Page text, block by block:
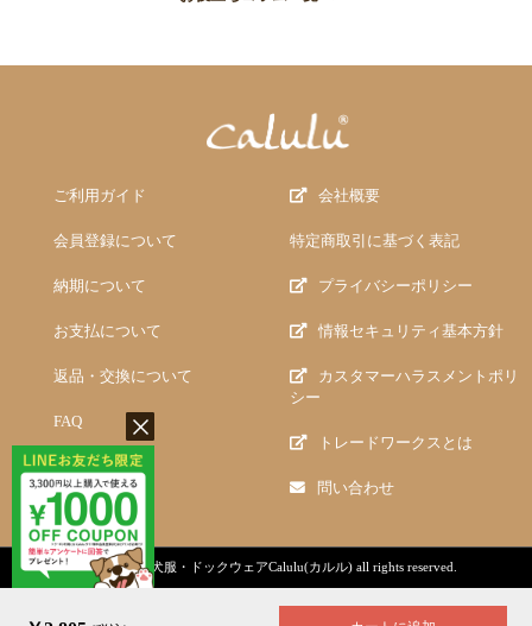
ご利用ガイド
会員登録について
納期について
お支払について
返品・交換について
FAQ
会社概要
特定商取引に基づく表記
プライバシーポリシー
情報セキュリティ基本方針
カスタマーハラスメントポリ
シー
トレードワークスとは
問い合わせ
copyright (c)犬服・ドックウェアCalulu(カルル) all rights reserved.